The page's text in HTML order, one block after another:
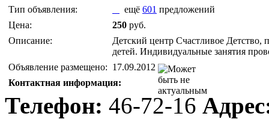
Тип объявления: ещё 601 предложений
Цена:
250 руб.
Описание:
Детский центр Счастливое Детство,
детей. Индивидуальные занятия
Объявление размещено: 17.09.2012
Контактная информация:
Телефон: 46-72-16